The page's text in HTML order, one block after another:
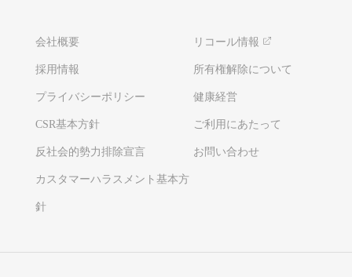
会社概要 リコール情報
採用情報 所有権解除について
プライバシーポリシー 健康経営
CSR基本方針 ご利用にあたって
反社会的勢力排除宣言 お問い合わせ
カスタマーハラスメント基本方
針